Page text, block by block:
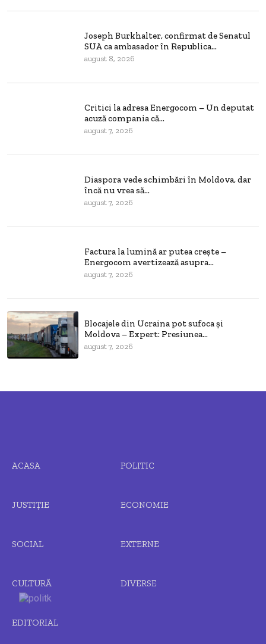
Joseph Burkhalter, confirmat de Senatul
SUA ca ambasador în Republica...
august 8, 2026
Critici la adresa Energocom – Un deputat
acuză compania că...
august 7, 2026
Diaspora vede schimbări în Moldova, dar
încă nu vrea să...
august 7, 2026
Factura la lumină ar putea crește –
Energocom avertizează asupra...
august 7, 2026
Blocajele din Ucraina pot sufoca și
Moldova – Expert: Presiunea...
august 7, 2026
ACASA POLITIC
JUSTIȚIE ECONOMIE
SOCIAL EXTERNE
CULTURĂ DIVERSE
EDITORIAL